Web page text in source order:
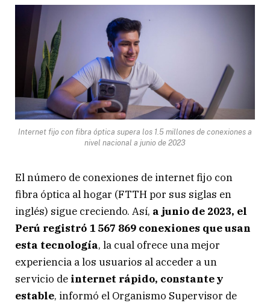
Internet fijo con fibra óptica supera los 1.5 millones de conexiones a
nivel nacional a junio de 2023
El número de conexiones de internet fijo con
fibra óptica al hogar (FTTH por sus siglas en
inglés) sigue creciendo. Así, a junio de 2023, el
Perú registró 1 567 869 conexiones que usan
esta tecnología, la cual ofrece una mejor
experiencia a los usuarios al acceder a un
servicio de internet rápido, constante y
estable, informó el Organismo Supervisor de